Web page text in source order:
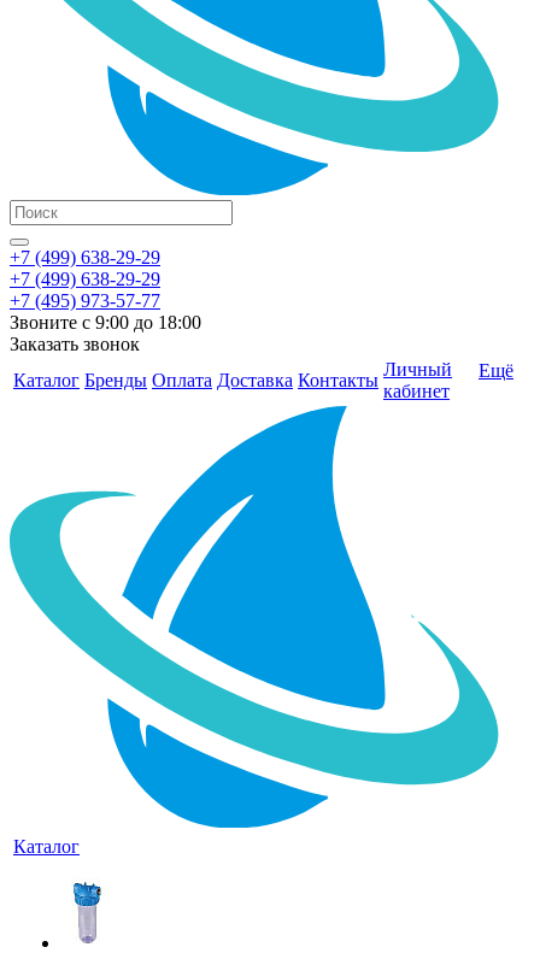
+7 (499) 638-29-29
+7 (499) 638-29-29
+7 (495) 973-57-77
Звоните с 9:00 до 18:00
Заказать звонок
Каталог Бренды Оплата Доставка Контакты
Личный
кабинет
Ещё
Каталог